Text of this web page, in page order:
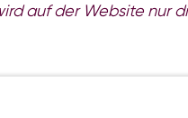
auf der Website nur